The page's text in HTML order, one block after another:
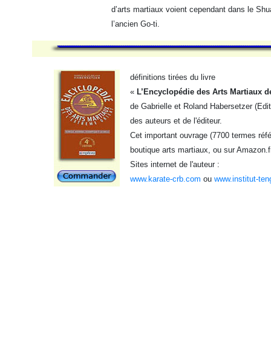
d’arts martiaux voient cependant dans le
l’ancien Go-ti.
définitions tirées du livre
« L’Encyclopédie des Arts Martiaux
de Gabrielle et Roland Habersetzer
des auteurs et de l'éditeur.
Cet important ouvrage (7700 termes
boutique arts martiaux, ou sur
Sites internet de l'auteur :
www.karate-crb.com ou www.institut-